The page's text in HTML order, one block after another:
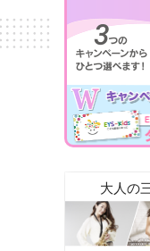
大人の